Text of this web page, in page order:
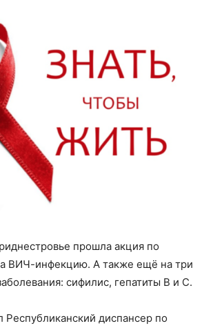
прошла акция по
ВИЧ-инфекцию. А также ещё на три
сифилис, гепатиты В и С.
диспансер по